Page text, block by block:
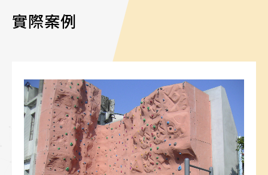
實際案例